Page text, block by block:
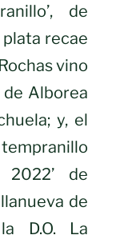
de
recae
vino
Alborea
y, el
2022’ de
de
D.O. La